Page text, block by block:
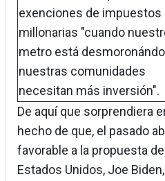
exenciones de impuestos
millonarias "cuando
metro está
nuestras comunidades
necesitan más inversión".
De aquí que sorprendiera
hecho de que, el pasado
favorable a la propuesta
Estados Unidos, Joe